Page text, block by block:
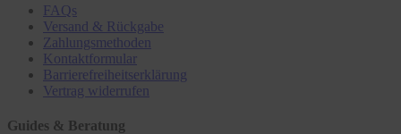
FAQs
Versand & Rückgabe
Zahlungsmethoden
Kontaktformular
Barrierefreiheitserklärung
Vertrag widerrufen
Guides & Beratung